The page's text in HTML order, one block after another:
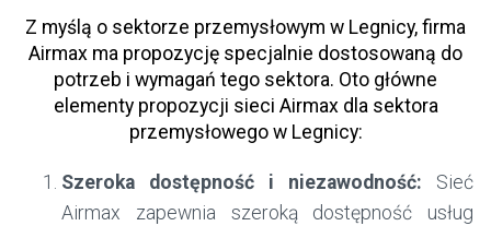
Z myślą o sektorze przemysłowym w Legnicy, firma
Airmax ma propozycję specjalnie dostosowaną do
potrzeb i wymagań tego sektora. Oto główne
elementy propozycji sieci Airmax dla sektora
przemysłowego w Legnicy:
Szeroka dostępność i niezawodność: Sieć
Airmax zapewnia szeroką dostępność usług